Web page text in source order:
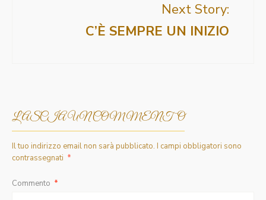
Next Story:
C’È SEMPRE UN INIZIO
LASCIA UN COMMENTO
Il tuo indirizzo email non sarà pubblicato. I campi obbligatori sono
contrassegnati *
Commento *